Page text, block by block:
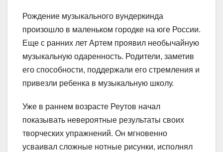
Рождение музыкального вундеркинда
произошло в маленьком городке на юге России.
Еще с ранних лет Артем проявил необычайную
музыкальную одаренность. Родители, заметив
его способности, поддержали его стремления и
привезли ребенка в музыкальную школу.
Уже в раннем возрасте Реутов начал
показывать невероятные результаты своих
творческих упражнений. Он мгновенно
усваивал сложные нотные рисунки, исполнял